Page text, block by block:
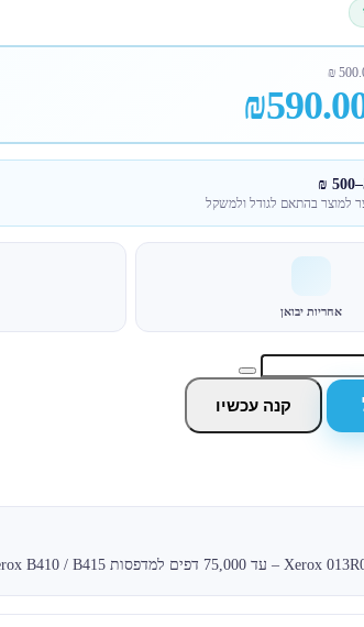
₪
למוצר בהתאם לגודל ולמשקל
אחריות יבואן
קנה עכשיו